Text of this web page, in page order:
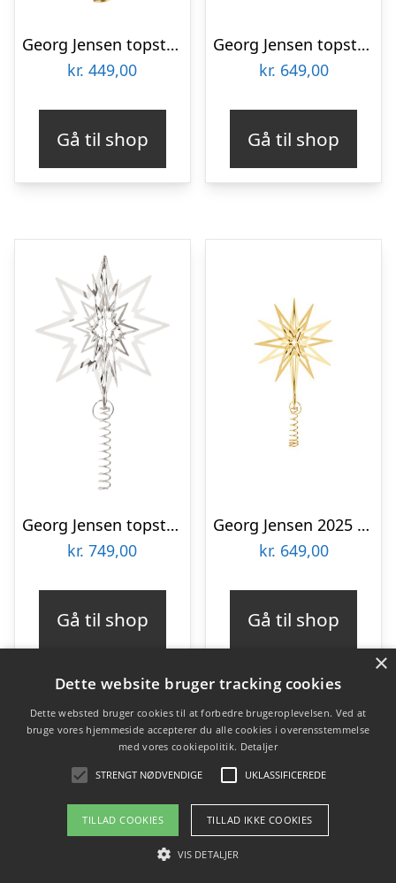
Georg Jensen topstjerne lille – 18 kt. guldbelagt : Erling Christensen Møbler
kr. 449,00
Gå til shop
Georg Jensen topstjerne mellem – paladiumbelagt : Erling Christensen Møbler
kr. 649,00
Gå til shop
Georg Jensen topstjerne stor – paladiumbelagt : Erling Christensen Møbler
kr. 749,00
Gå til shop
Georg Jensen 2025 Lyra topstjerne, mellem : Erling Christensen Møbler
kr. 649,00
Gå til shop
×
Dette website bruger tracking cookies
Dette websted bruger cookies til at forbedre brugeroplevelsen. Ved at
bruge vores hjemmeside accepterer du alle cookies i overensstemmelse
med vores cookiepolitik. Detaljer
STRENGT NØDVENDIGE UKLASSIFICEREDE
TILLAD COOKIES TILLAD IKKE COOKIES
VIS DETALJER